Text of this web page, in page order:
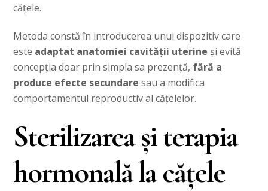
cățele.
Metoda constă în introducerea unui dispozitiv care
este adaptat anatomiei cavității uterine și evită
concepția doar prin simpla sa prezență, fără a
produce efecte secundare sau a modifica
comportamentul reproductiv al cățelelor.
Sterilizarea și terapia
hormonală la cățele